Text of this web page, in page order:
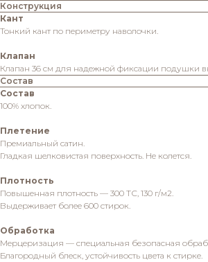
Конструкция
Кант
Тонкий кант по периметру наволочки.
Клапан
Клапан 36 см для надежной фиксации подушки
Состав
Состав
100% хлопок.
Плетение
Премиальный сатин.
Гладкая шелковистая поверхность. Не колется.
Плотность
Повышенная плотность — 300 ТС, 130 г/м2.
Выдерживает более 600 стирок.
Обработка
Мерцеризация — специальная безопасная
Благородный блеск, устойчивость цвета к стирке.